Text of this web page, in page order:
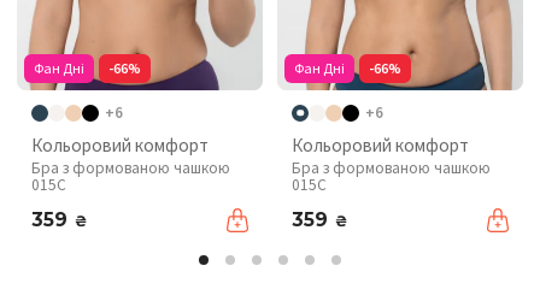
Фан Дні -66%
+6
Кольоровий комфорт
Бра з формованою чашкою
015C
359 ₴
Фан Дні -66%
+6
Кольоровий комфорт
Бра з формованою чашкою
015C
359 ₴